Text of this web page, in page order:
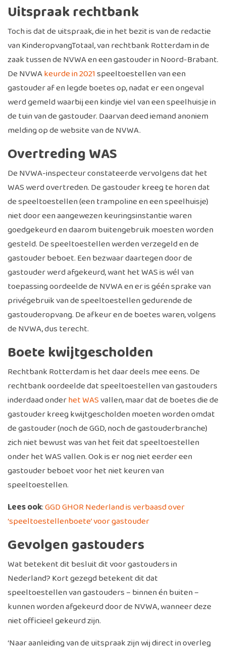
Uitspraak rechtbank
Toch is dat de uitspraak, die in het bezit is van de redactie
van KinderopvangTotaal, van rechtbank Rotterdam in de
zaak tussen de NVWA en een gastouder in Noord-Brabant.
De NVWAkeurde in 2021speeltoestellen van een
gastouder af en legde boetes op, nadat er een ongeval
werd gemeld waarbij een kindje viel van een speelhuisje in
de tuin van de gastouder. Daarvan deed iemand anoniem
melding op de website van de NVWA.
Overtreding WAS
De NVWA-inspecteur constateerde vervolgens dat het
WAS werd overtreden. De gastouder kreeg te horen dat
de speeltoestellen (een trampoline en een speelhuisje)
niet door een aangewezen keuringsinstantie waren
goedgekeurd en daarom buitengebruik moesten worden
gesteld. De speeltoestellen werden verzegeld en de
gastouder beboet. Een bezwaar daartegen door de
gastouder werd afgekeurd, want het WAS is wél van
toepassing oordeelde de NVWA en er is géén sprake van
privégebruik van de speeltoestellen gedurende de
gastouderopvang. De afkeur en de boetes waren, volgens
de NVWA, dus terecht.
Boete kwijtgescholden
Rechtbank Rotterdam is het daar deels mee eens. De
rechtbank oordeelde dat speeltoestellen van gastouders
inderdaad onderhet WASvallen, maar dat de boetes die de
gastouder kreeg kwijtgescholden moeten worden omdat
de gastouder (noch de GGD, noch de gastouderbranche)
zich niet bewust was van het feit dat speeltoestellen
onder het WAS vallen. Ook is er nog niet eerder een
gastouder beboet voor het niet keuren van
speeltoestellen.
Lees ook:GGD GHOR Nederland is verbaasd over
‘speeltoestellenboete’ voor gastouder
Gevolgen gastouders
Wat betekent dit besluit dit voor gastouders in
Nederland? Kort gezegd betekent dit dat
speeltoestellen van gastouders – binnen én buiten –
kunnen worden afgekeurd door de NVWA, wanneer deze
niet officieel gekeurd zijn.
‘Naar aanleiding van de uitspraak zijn wij direct in overleg